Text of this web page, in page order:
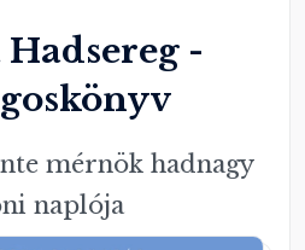
-
mérnök hadnagy
naplója